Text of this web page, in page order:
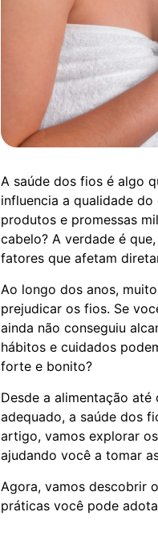
A saúde dos fios é algo
influencia a qualidade
produtos e promessas
cabelo? A verdade é
fatores que afetam
Ao longo dos anos,
prejudicar os fios. Se
ainda não conseguiu
hábitos e cuidados
forte e bonito?
Desde a alimentação
adequado, a saúde dos
artigo, vamos explorar
ajudando você a tomar
Agora, vamos descobrir
práticas você pode